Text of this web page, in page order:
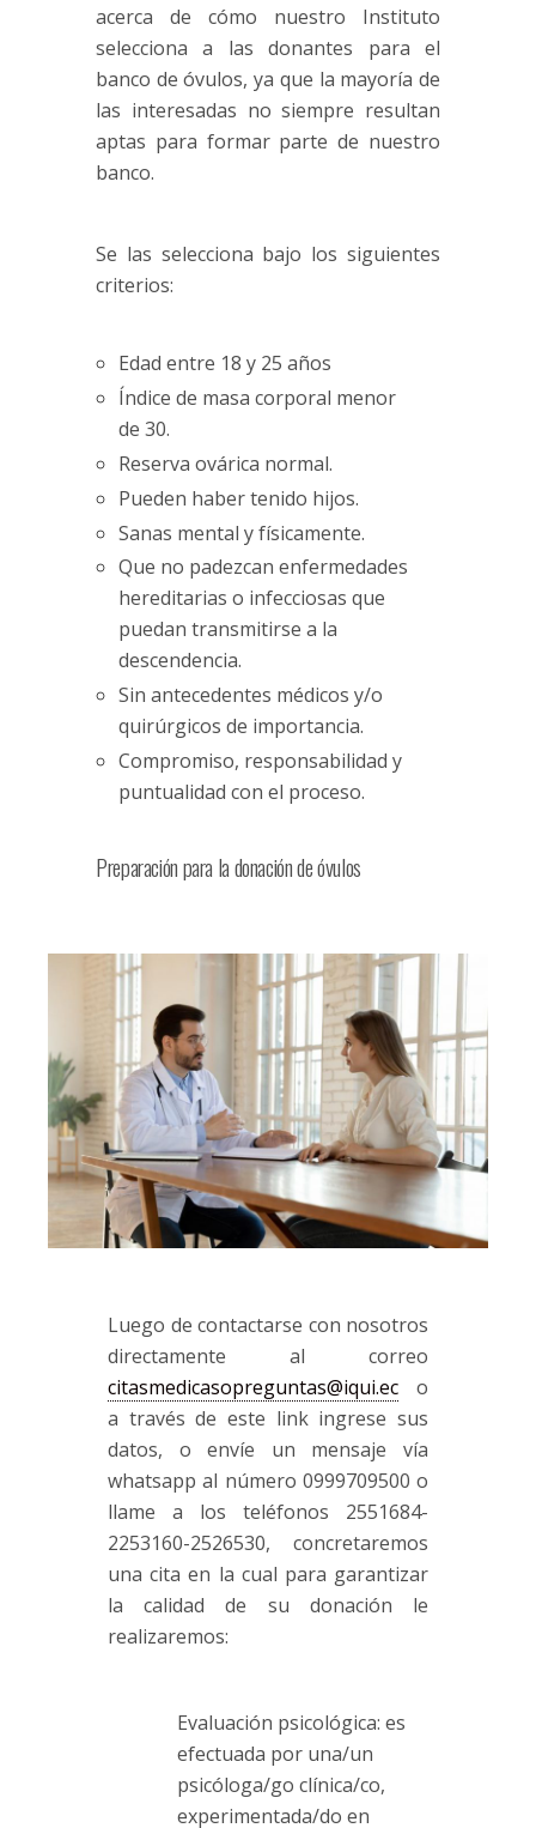
acerca de cómo nuestro Instituto
selecciona a las donantes para el
banco de óvulos, ya que la mayoría de
las interesadas no siempre resultan
aptas para formar parte de nuestro
banco.
Se las selecciona bajo los siguientes
criterios:
Edad entre 18 y 25 años
Índice de masa corporal menor
de 30.
Reserva ovárica normal.
Pueden haber tenido hijos.
Sanas mental y físicamente.
Que no padezcan enfermedades
hereditarias o infecciosas que
puedan transmitirse a la
descendencia.
Sin antecedentes médicos y/o
quirúrgicos de importancia.
Compromiso, responsabilidad y
puntualidad con el proceso.
Preparación para la donación de óvulos
Luego de contactarse con nosotros
directamente al correo
citasmedicasopreguntas@iqui.ec o
a través de este linkingrese sus
datos, o envíe un mensaje vía
whatsapp al número 0999709500 o
llame a los teléfonos 2551684-
2253160-2526530, concretaremos
una cita en la cual para garantizar
la calidad de su donación le
realizaremos:
Evaluación psicológica: es
efectuada por una/un
psicóloga/go clínica/co,
experimentada/do en